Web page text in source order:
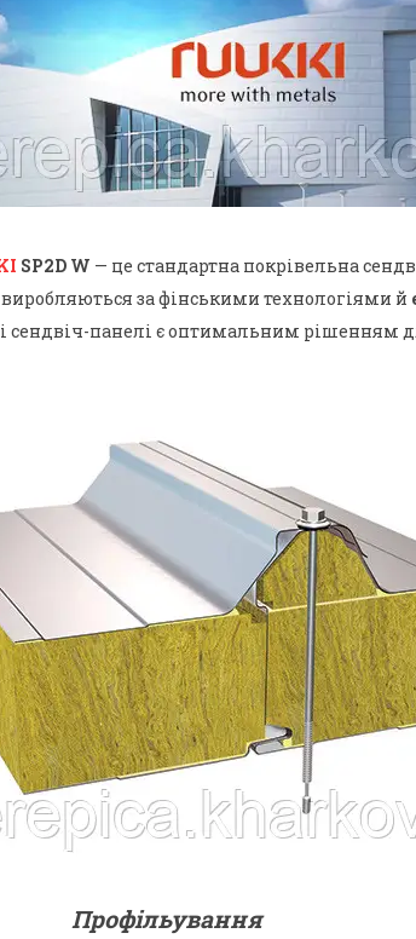
SP2D W — це стандартна покрівельна
за фінськими технологіями й
сендвіч-панелі є оптимальним рішенням